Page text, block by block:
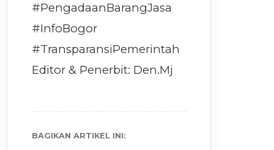
#PengadaanBarangJasa
#InfoBogor
#TransparansiPemerintah
Editor & Penerbit: Den.Mj
BAGIKAN ARTIKEL INI: